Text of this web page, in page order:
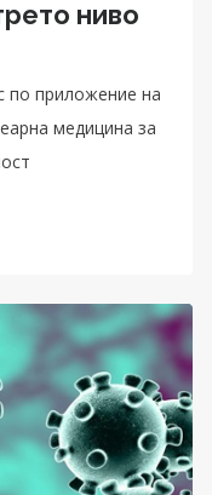
ниво
по приложение на
медицина за